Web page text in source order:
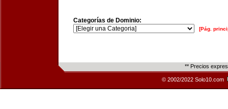
Categorías de Dominio:
[Pág.
** Precios
© 2002/2022 Solo10.com